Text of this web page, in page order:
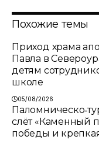
Похожие темы
Приход храма
Павла в
детям
школе
05/08/2026
слёт «Каменный
победы и